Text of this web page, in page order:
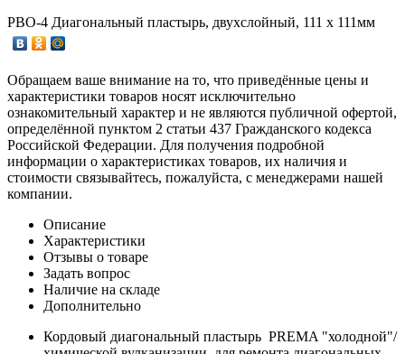
PBO-4 Диагональный пластырь, двухслойный, 111 х 111мм
Обращаем ваше внимание на то, что приведённые цены и
характеристики товаров носят исключительно
ознакомительный характер и не являются публичной офертой,
определённой пунктом 2 статьи 437 Гражданского кодекса
Российской Федерации. Для получения подробной
информации о характеристиках товаров, их наличия и
стоимости связывайтесь, пожалуйста, с менеджерами нашей
компании.
Описание
Характеристики
Отзывы о товаре
Задать вопрос
Наличие на складе
Дополнительно
Кордовый диагональный пластырь PREMA "холодной"/